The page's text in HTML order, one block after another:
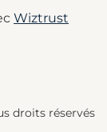
Wiztrust
droits réservés